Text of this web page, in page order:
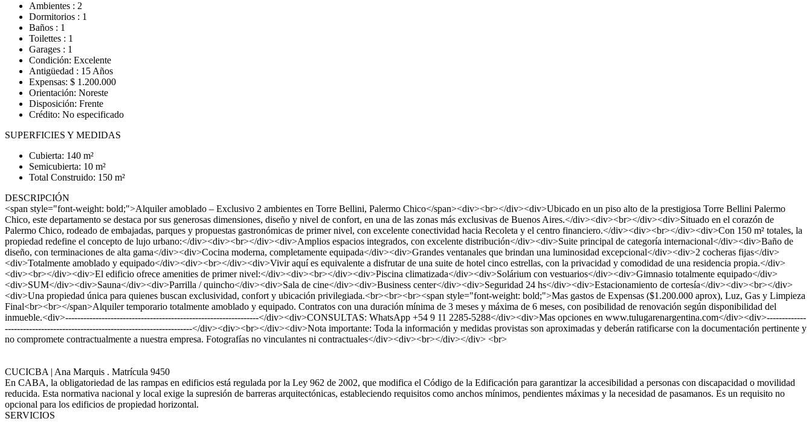
Ambientes : 2
Dormitorios : 1
Baños : 1
Toilettes : 1
Garages : 1
Condición: Excelente
Antigüedad : 15 Años
Expensas: $ 1.200.000
Orientación: Noreste
Disposición: Frente
Crédito: No especificado
SUPERFICIES Y MEDIDAS
Cubierta: 140 m²
Semicubierta: 10 m²
Total Construido: 150 m²
DESCRIPCIÓN
<span style="font-weight: bold;">Alquiler amoblado – Exclusivo 2 ambientes en Torre Bellini, Palermo Chico</span><div><br></div><div>Ubicado en un piso alto de la prestigiosa Torre Bellini Palermo
Chico, este departamento se destaca por sus generosas dimensiones, diseño y nivel de confort, en una de las zonas más exclusivas de Buenos Aires.</div><div><br></div><div>Situado en el corazón de
Palermo Chico, rodeado de embajadas, parques y propuestas gastronómicas de primer nivel, con excelente conectividad hacia Recoleta y el centro financiero.</div><div><br></div><div>Con 150 m² totales, la
propiedad redefine el concepto de lujo urbano:</div><div><br></div><div>Amplios espacios integrados, con excelente distribución</div><div>Suite principal de categoría internacional</div><div>Baño de
diseño, con terminaciones de alta gama</div><div>Cocina moderna, completamente equipada</div><div>Grandes ventanales que brindan una luminosidad excepcional</div><div>2 cocheras fijas</div>
<div>Totalmente amoblado y equipado</div><div><br></div><div>Vivir aquí es equivalente a disfrutar de una suite de hotel cinco estrellas, con la privacidad y comodidad de una residencia propia.</div>
<div><br></div><div>El edificio ofrece amenities de primer nivel:</div><div><br></div><div>Piscina climatizada</div><div>Solárium con vestuarios</div><div>Gimnasio totalmente equipado</div>
<div>SUM</div><div>Sauna</div><div>Parrilla / quincho</div><div>Sala de cine</div><div>Business center</div><div>Seguridad 24 hs</div><div>Estacionamiento de cortesía</div><div><br></div>
<div>Una propiedad única para quienes buscan exclusividad, confort y ubicación privilegiada.<br><br><br><span style="font-weight: bold;">Mas gastos de Expensas ($1.200.000 aprox), Luz, Gas y Limpieza
Final<br><br></span>Alquiler temporario totalmente amoblado y equipado. Contratos con una duración mínima de 3 meses y máxima de 6 meses, con posibilidad de renovación según disponibilidad del
inmueble.<div>----------------------------------------------------------------</div><div>CONSULTAS: WhatsApp +54 9 11 2285-5288</div><div>Mas opciones en www.tulugarenargentina.com</div><div>-------------
--------------------------------------------------------------</div><div><br></div><div>Nota importante: Toda la información y medidas provistas son aproximadas y deberán ratificarse con la documentación pertinente y
no compromete contractualmente a nuestra empresa. Fotografías no vinculantes ni contractuales</div><div><br></div></div> <br>
CUCICBA | Ana Marquis . Matrícula 9450
En CABA, la obligatoriedad de las rampas en edificios está regulada por la Ley 962 de 2002, que modifica el Código de la Edificación para garantizar la accesibilidad a personas con discapacidad o movilidad
reducida. Esta normativa nacional y local exige la supresión de barreras arquitectónicas, estableciendo requisitos como anchos mínimos, pendientes máximas y la necesidad de pasamanos. Es un requisito no
opcional para los edificios de propiedad horizontal.
SERVICIOS